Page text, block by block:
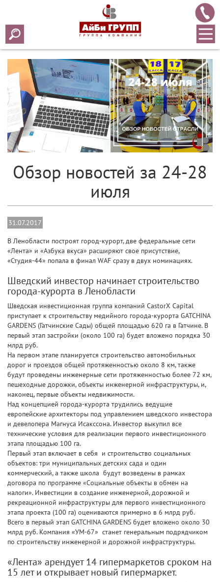
Array ( [0] => 2017 [1] => 07 [2] => 31 [3] => 213 )
Обзор новостей за 24-28
июля
31.07.2017
В Ленобласти построят город-курорт, две федеральные сети
«Лента» и «Азбука вкуса» расширяют свое присутствие,
«Студия-44» попала в финал WAF сразу в двух номинациях.
Шведский инвестор начинает строительство
города-курорта в Ленобласти
Шведская инвестиционная группа компаний CastorX Capital
приступает к строительству медийного города-курорта GATCHINA
GARDENS (Гатчинские Сады) общей площадью 620 га в Гатчине. В
первый этап застройки (около 100 га) будет вложено порядка 30
млрд руб.
На первом этапе планируется строительство автомобильных
дорог и проездов общей протяженностью около 8 км, также
будут проведены инженерные сети протяженностью более 72 км,
пешеходные дорожки, объекты инженерной инфраструктуры, и,
наконец, первые объекты недвижимости.
Над концепцией города-курорта трудились ведущие
европейские архитекторы под управлением шведского инвестора
и девелопера Магнуса Исакссона. Инвестор выкупил все
технические условия для реализации первого инвестиционного
этапа площадью 100 га.
Первый этап включает в себя и строительство социальных
объектов: три муниципальных детских сада и один
коммерческий, а также школа будут возведены в рамках
договора по программе «Социальные объекты в обмен на
налоги». Инвестиции в создание инженерной, дорожной и
рекреационной инфраструктуры для первого инвестиционного
этапа проекта (100 га) оцениваются примерно в 6 млрд руб.
Всего в первый этап GATCHINA GARDENS будет вложено около 30
млрд руб. Компания «УМ-67» станет генеральным подрядчиком
по строительству инженерной и дорожной инфраструктуры.
«Лента» арендует 14 гипермаркетов сроком на
15 лет и открывает новый гипермаркет.